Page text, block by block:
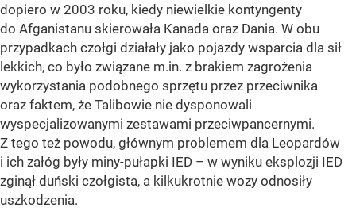
dopiero w 2003 roku, kiedy niewielkie kontyngenty
do Afganistanu skierowała Kanada oraz Dania. W obu
przypadkach czołgi działały jako pojazdy wsparcia dla sił
lekkich, co było związane m.in. z brakiem zagrożenia
wykorzystania podobnego sprzętu przez przeciwnika
oraz faktem, że Talibowie nie dysponowali
wyspecjalizowanymi zestawami przeciwpancernymi.
Z tego też powodu, głównym problemem dla Leopardów
i ich załóg były miny-pułapki IED – w wyniku eksplozji IED
zginął duński czołgista, a kilkukrotnie wozy odnosiły
uszkodzenia.